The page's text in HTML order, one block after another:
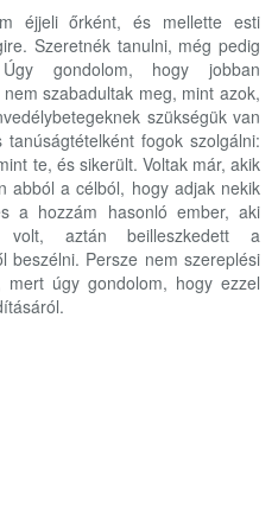
éjjeli őrként, és mellette esti
Szeretnék tanulni, még pedig
gondolom, hogy jobban
szabadultak meg, mint azok,
szükségük van
fogok szolgálni:
te, és sikerült. Voltak már, akik
abból a célból, hogy adjak nekik
a hozzám hasonló ember, aki
volt, aztán beilleszkedett a
beszélni. Persze nem szereplési
úgy gondolom, hogy ezzel